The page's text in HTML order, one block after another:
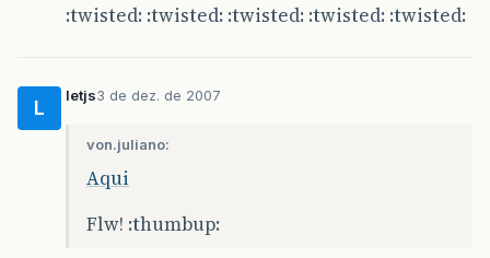
:twisted: :twisted: :twisted: :twisted: :twisted:
L
letjs3 de dez. de 2007
von.juliano:
Aqui
Flw! :thumbup: